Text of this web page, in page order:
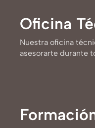
Oficina
Nuestra oficina
asesorarte durante